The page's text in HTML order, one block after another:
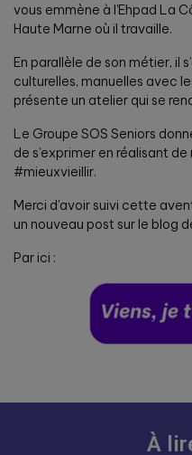
vous emmène à l’Ehpad La
Haute Marne où il travaille.
En parallèle de son métier, il
culturelles, manuelles avec
présente un atelier qui se
Le Groupe SOS Seniors
de s’exprimer en réalisant
#mieuxvieillir.
Merci d’avoir suivi cette
un nouveau post sur le blog
Par ici :
À